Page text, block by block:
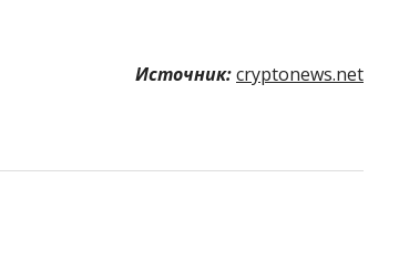
Источник:cryptonews.net